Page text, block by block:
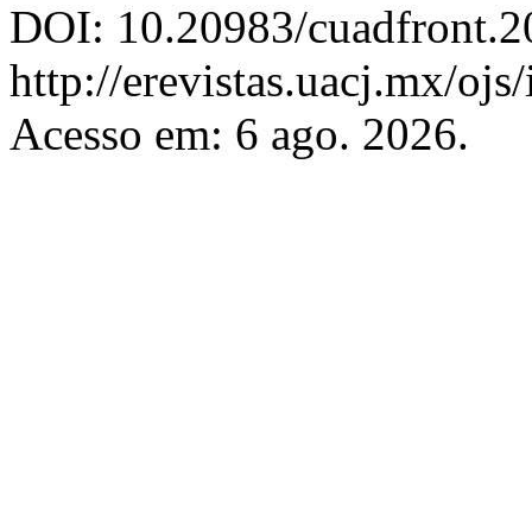
DOI: 10.20983/
http://erevistas.uacj.mx/
Acesso em: 6 ago. 2026.